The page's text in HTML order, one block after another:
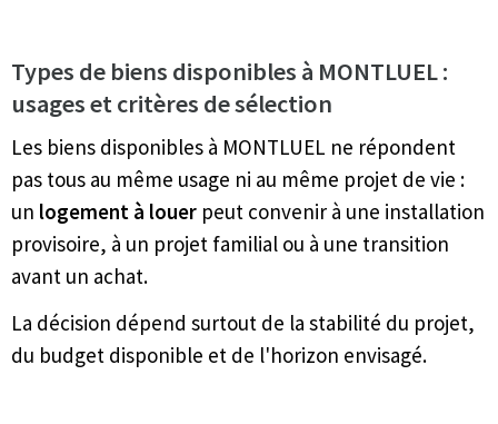
Types de biens disponibles à MONTLUEL :
usages et critères de sélection
Les biens disponibles à MONTLUEL ne répondent
pas tous au même usage ni au même projet de vie :
un logement à louer peut convenir à une installation
provisoire, à un projet familial ou à une transition
avant un achat.
La décision dépend surtout de la stabilité du projet,
du budget disponible et de l'horizon envisagé.